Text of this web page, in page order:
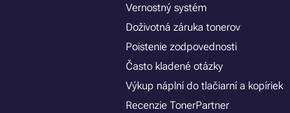
Vernostný systém
Doživotná záruka tonerov
Poistenie zodpovednosti
Často kladené otázky
Výkup náplní do tlačiarní a kopíriek
Recenzie TonerPartner